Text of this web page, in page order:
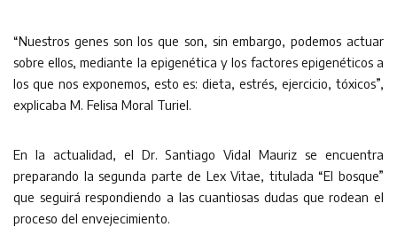
“Nuestros genes son los que son, sin embargo, podemos actuar
sobre ellos, mediante la epigenética y los factores epigenéticos a
los que nos exponemos, esto es: dieta, estrés, ejercicio, tóxicos”,
explicaba M. Felisa Moral Turiel.
En la actualidad, el Dr. Santiago Vidal Mauriz se encuentra
preparando la segunda parte de Lex Vitae, titulada “El bosque”
que seguirá respondiendo a las cuantiosas dudas que rodean el
proceso del envejecimiento.